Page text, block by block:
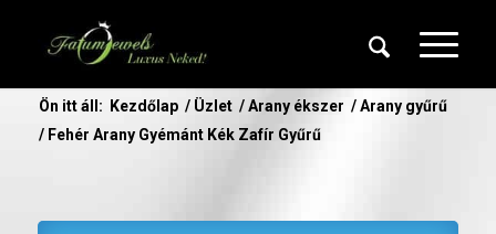
Ön itt áll: Kezdőlap / Üzlet / Arany ékszer / Arany gyűrű
/ Fehér Arany Gyémánt Kék Zafír Gyűrű